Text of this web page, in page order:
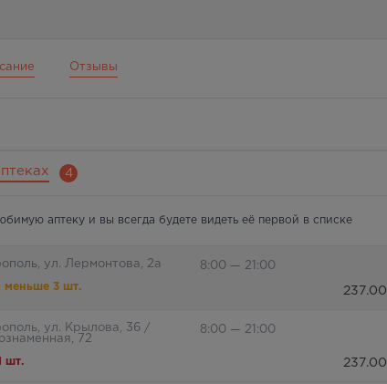
Отзывы
4
аптеку и вы всегда будете видеть её первой в списке
ул. Лермонтова, 2а
меньше 3 шт.
8:00 — 21:00
237.00
ул. Крылова, 36 /
72
шт.
8:00 — 21:00
237.00